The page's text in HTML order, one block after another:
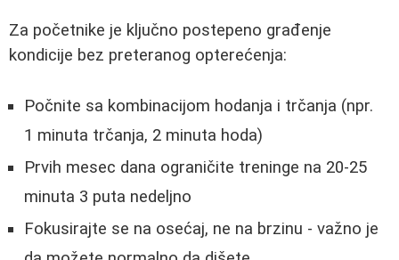
Za početnike je ključno postepeno građenje
kondicije bez preteranog opterećenja:
Počnite sa kombinacijom hodanja i trčanja (npr.
1 minuta trčanja, 2 minuta hoda)
Prvih mesec dana ograničite treninge na 20-25
minuta 3 puta nedeljno
Fokusirajte se na osećaj, ne na brzinu - važno je